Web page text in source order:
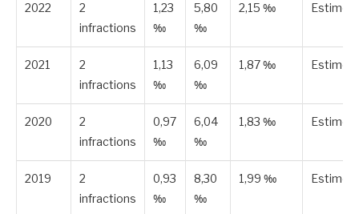
2022
2
infractions
1,23
‰
5,80
‰
2,15 ‰ Estimée
2021
2
infractions
1,13
‰
6,09
‰
1,87 ‰ Estimée
2020
2
infractions
0,97
‰
6,04
‰
1,83 ‰ Estimée
2019
2
infractions
0,93
‰
8,30
‰
1,99 ‰ Estimée